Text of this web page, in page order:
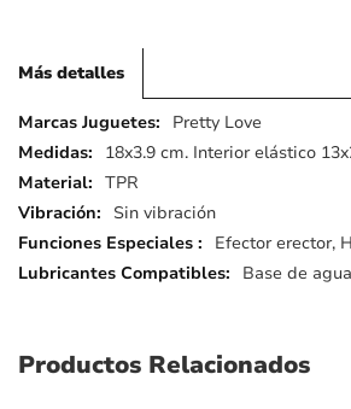
Más detalles
Más
detalles
Pretty Love
18x3.9 cm. Interior elástico
TPR
Sin vibración
Efector erector,
Base de agua
Productos Relacionados